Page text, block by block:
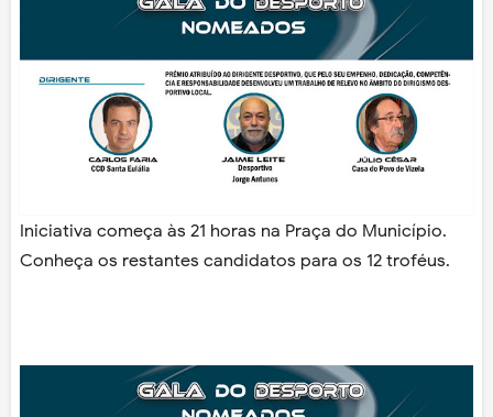
Iniciativa começa às 21 horas na Praça do Município.
Conheça os restantes candidatos para os 12 troféus.